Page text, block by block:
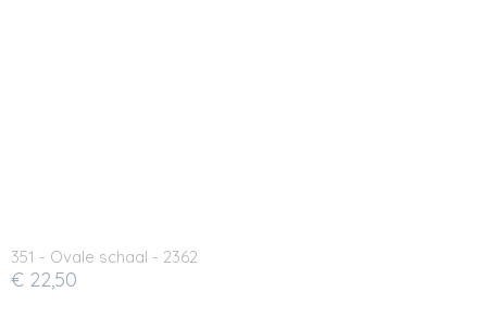
351 - Ovale schaal - 2362
€ 22,50